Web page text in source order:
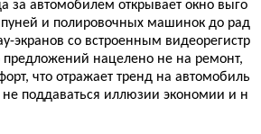
за автомобилем открывает окно выго
и полировочных машинок до рад
экранов со встроенным видеорегистр
нацелено не на ремонт,
что отражает тренд на автомобиль
поддаваться иллюзии экономии и н